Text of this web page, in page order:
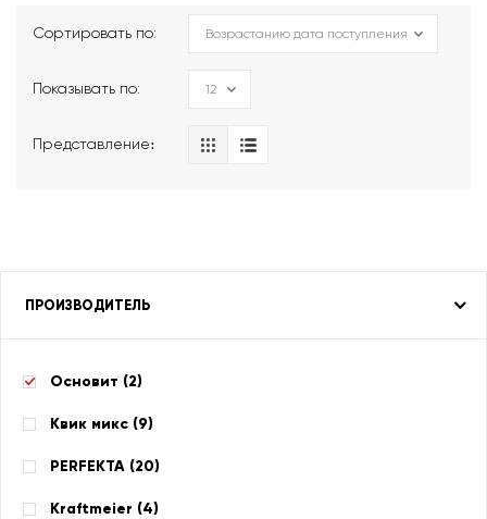
Сортировать по:
Показывать по:
Представление։
ПРОИЗВОДИТЕЛЬ
Основит (2)
Квик микс (9)
PERFEKTA (20)
Kraftmeier (4)